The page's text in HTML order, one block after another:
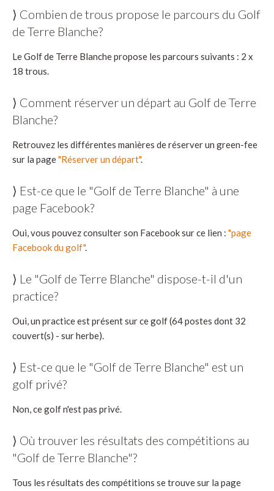
⟩ Combien de trous propose le parcours du Golf
de Terre Blanche?
Le Golf de Terre Blanche propose les parcours suivants : 2 x
18 trous.
⟩ Comment réserver un départ au Golf de Terre
Blanche?
Retrouvez les différentes manières de réserver un green-fee
sur la page"Réserver un départ".
⟩ Est-ce que le "Golf de Terre Blanche" à une
page Facebook?
Oui, vous pouvez consulter son Facebook sur ce lien : "page
Facebook du golf".
⟩ Le "Golf de Terre Blanche" dispose-t-il d'un
practice?
Oui, un practice est présent sur ce golf (64 postes dont 32
couvert(s) - sur herbe).
⟩ Est-ce que le "Golf de Terre Blanche" est un
golf privé?
Non, ce golf n'est pas privé.
⟩ Où trouver les résultats des compétitions au
"Golf de Terre Blanche"?
Tous les résultats des compétitions se trouve sur la page